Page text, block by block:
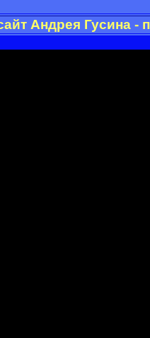
Андрея Гусина -